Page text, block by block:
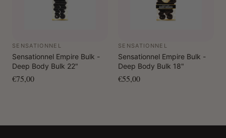
SENSATIONNEL
Sensationnel Empire Bulk -
Deep Body Bulk 22"
€75,00
SENSATIONNEL
Sensationnel Empire Bulk -
Deep Body Bulk 18"
€55,00